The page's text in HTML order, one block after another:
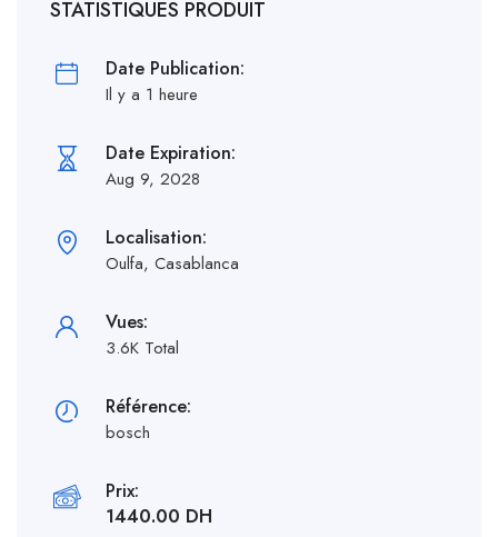
STATISTIQUES PRODUIT
Date Publication:
Il y a 1 heure
Date Expiration:
Aug 9, 2028
Localisation:
Oulfa, Casablanca
Vues:
3.6K Total
Référence:
bosch
Prix:
1440.00 DH